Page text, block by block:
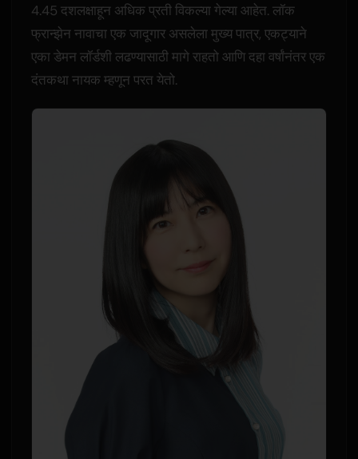
4.45 दशलक्षाहून अधिक प्रती विकल्या गेल्या आहेत. लॉक
फ्रान्झेन नावाचा एक जादूगार असलेला मुख्य पात्र, एकट्याने
एका डेमन लॉर्डशी लढण्यासाठी मागे राहतो आणि दहा वर्षांनंतर एक
दंतकथा नायक म्हणून परत येतो.